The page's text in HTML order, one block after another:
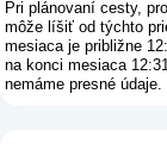
Pri plánovaní cesty,
môže líšiť od týchto
mesiaca je približne
na konci mesiaca
nemáme presné údaje.